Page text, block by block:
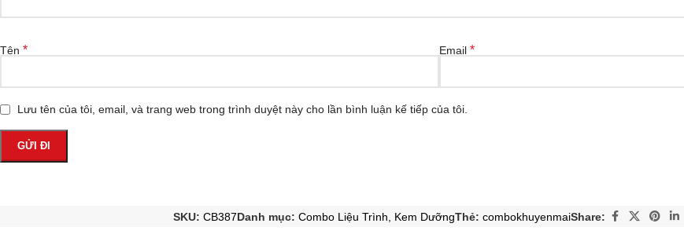
Tên * Email *
Lưu tên của tôi, email, và trang web trong trình duyệt này cho lần bình luận kế tiếp của tôi.
SKU: CB387Danh mục: Combo Liệu Trình Kem DưỡngThẻ: combokhuyenmaiShare: